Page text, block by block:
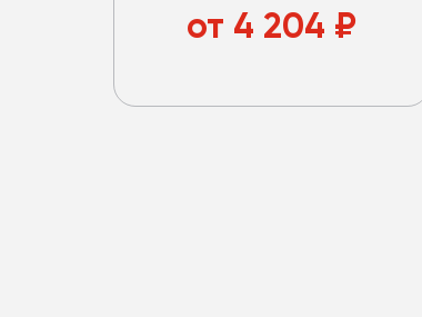
от 4 204 ₽
Верхний корпус из